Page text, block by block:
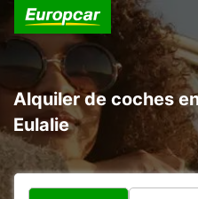
Alquiler de coches
Eulalie